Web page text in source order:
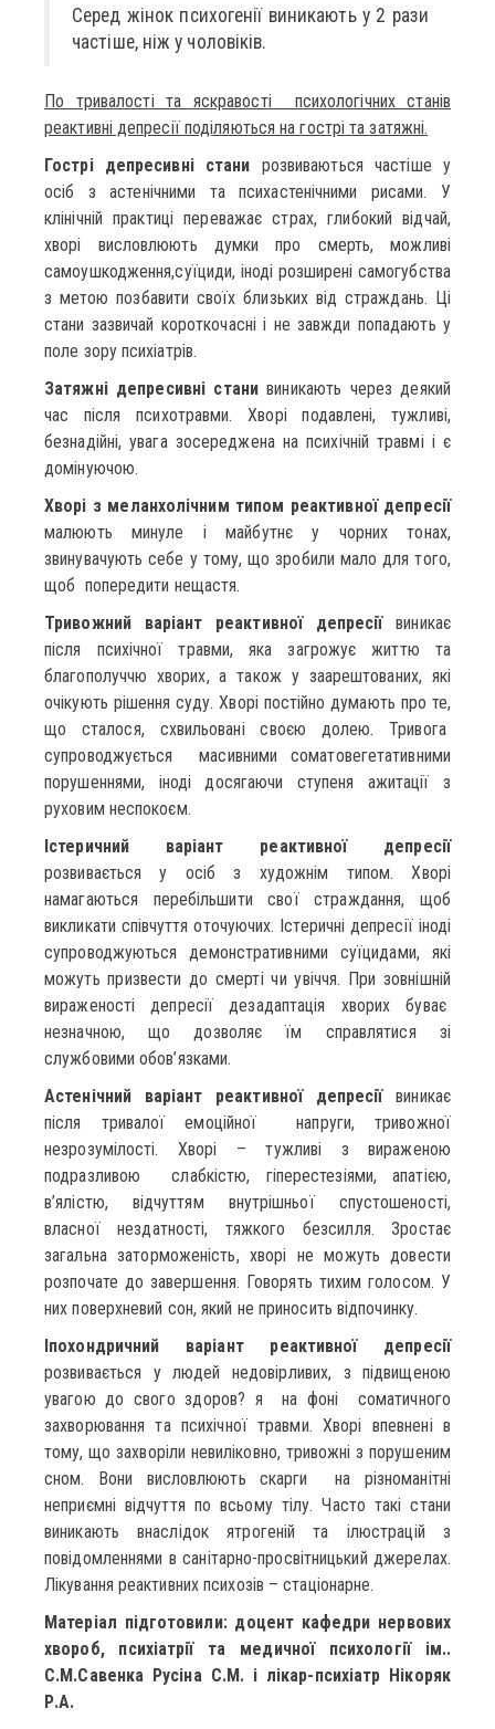
Серед жінок психогенії виникають у 2 рази
частіше, ніж у чоловіків.
По тривалості та яскравості психологічних станів
реактивні депресії поділяються на гострі та затяжні.
Гострі депресивні стани розвиваються частіше у
осіб з астенічними та психастенічними рисами. У
клінічній практиці переважає страх, глибокий відчай,
хворі висловлюють думки про смерть, можливі
самоушкодження,суїциди, іноді розширені самогубства
з метою позбавити своїх близьких від страждань. Ці
стани зазвичай короткочасні і не завжди попадають у
поле зору психіатрів.
Затяжні депресивні станивиникають через деякий
час після психотравми. Хворі подавлені, тужливі,
безнадійні, увага зосереджена на психічній травмі і є
домінуючою.
Хворі з меланхолічним типом реактивної депресії
малюють минуле і майбутнє у чорних тонах,
звинувачують себе у тому, що зробили мало для того,
щоб попередити нещастя.
Тривожний варіант реактивної депресіївиникає
після психічної травми, яка загрожує життю та
благополуччю хворих, а також у заарештованих, які
очікують рішення суду. Хворі постійно думають про те,
що сталося, схвильовані своєю долею. Тривога
супроводжується масивними соматовегетативними
порушеннями, іноді досягаючи ступеня ажитації з
руховим неспокоєм.
Істеричний варіант реактивної депресії
розвивається у осіб з художнім типом. Хворі
намагаються перебільшити свої страждання, щоб
викликати співчуття оточуючих. Істеричні депресії іноді
супроводжуються демонстративними суїцидами, які
можуть призвести до смерті чи увіччя. При зовнішній
вираженості депресії дезадаптація хворих буває
незначною, що дозволяє їм справлятися зі
службовими обов’язками.
Астенічний варіант реактивної депресіївиникає
після тривалої емоційної напруги, тривожної
незрозумілості. Хворі – тужливі з вираженою
подразливою слабкістю, гіперестезіями, апатією,
в’ялістю, відчуттям внутрішньої спустошеності,
власної нездатності, тяжкого безсилля. Зростає
загальна заторможеність, хворі не можуть довести
розпочате до завершення. Говорять тихим голосом. У
них поверхневий сон, який не приносить відпочинку.
Іпохондричний варіант реактивної депресії
розвивається у людей недовірливих, з підвищеною
увагою до свого здоров? я на фоні соматичного
захворювання та психічної травми. Хворі впевнені в
тому, що захворіли невиліковно, тривожні з порушеним
сном. Вони висловлюють скарги на різноманітні
неприємні відчуття по всьому тілу. Часто такі стани
виникають внаслідок ятрогеній та ілюстрацій з
повідомленнями в санітарно-просвітницький джерелах.
Лікування реактивних психозів – стаціонарне.
Матеріал підготовили: доцент кафедри нервових
хвороб, психіатрії та медичної психології ім..
С.М.Савенка Русіна С.М. і лікар-психіатр Нікоряк
Р.А.